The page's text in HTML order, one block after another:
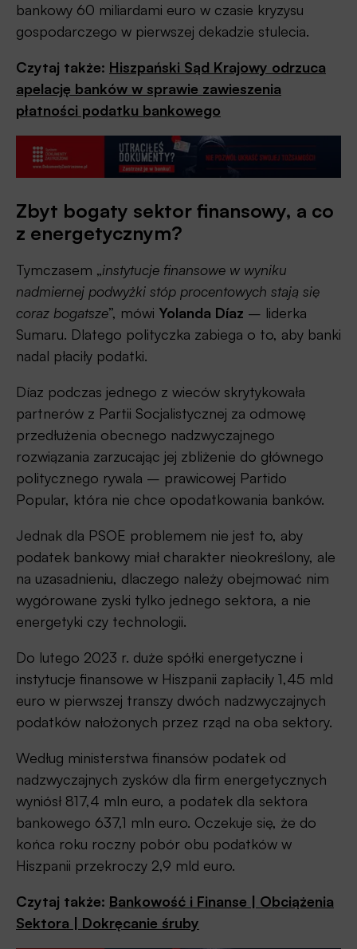
bankowy 60 miliardami euro w czasie kryzysu
gospodarczego w pierwszej dekadzie stulecia.
Czytaj także: Hiszpański Sąd Krajowy odrzuca
apelację banków w sprawie zawieszenia
płatności podatku bankowego
Zbyt bogaty sektor finansowy, a co
z energetycznym?
Tymczasem „instytucje finansowe w wyniku
nadmiernej podwyżki stóp procentowych stają się
coraz bogatsze”, mówi Yolanda Díaz – liderka
Sumaru. Dlatego polityczka zabiega o to, aby banki
nadal płaciły podatki.
Díaz podczas jednego z wieców skrytykowała
partnerów z Partii Socjalistycznej za odmowę
przedłużenia obecnego nadzwyczajnego
rozwiązania zarzucając jej zbliżenie do głównego
politycznego rywala – prawicowej Partido
Popular, która nie chce opodatkowania banków.
Jednak dla PSOE problemem nie jest to, aby
podatek bankowy miał charakter nieokreślony, ale
na uzasadnieniu, dlaczego należy obejmować nim
wygórowane zyski tylko jednego sektora, a nie
energetyki czy technologii.
Do lutego 2023 r. duże spółki energetyczne i
instytucje finansowe w Hiszpanii zapłaciły 1,45 mld
euro w pierwszej transzy dwóch nadzwyczajnych
podatków nałożonych przez rząd na oba sektory.
Według ministerstwa finansów podatek od
nadzwyczajnych zysków dla firm energetycznych
wyniósł 817,4 mln euro, a podatek dla sektora
bankowego 637,1 mln euro. Oczekuje się, że do
końca roku roczny pobór obu podatków w
Hiszpanii przekroczy 2,9 mld euro.
Czytaj także: Bankowość i Finanse | Obciążenia
Sektora | Dokręcanie śruby